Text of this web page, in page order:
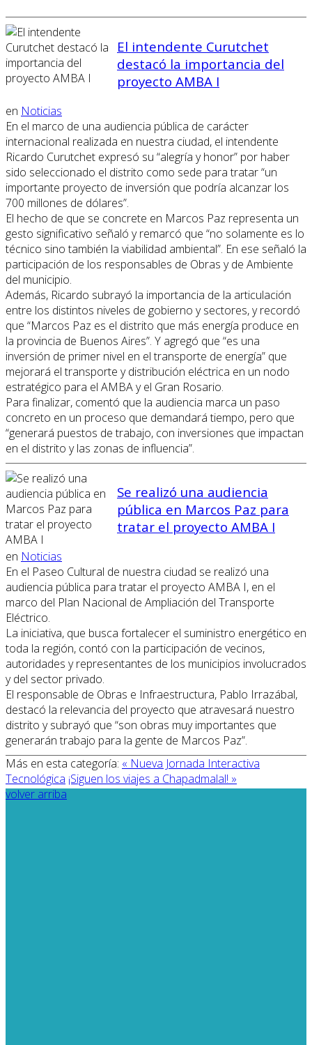
El intendente Curutchet
destacó la importancia del
proyecto AMBA I
en Noticias
En el marco de una audiencia pública de carácter
internacional realizada en nuestra ciudad, el intendente
Ricardo Curutchet expresó su “alegría y honor” por haber
sido seleccionado el distrito como sede para tratar “un
importante proyecto de inversión que podría alcanzar los
700 millones de dólares”.
El hecho de que se concrete en Marcos Paz representa un
gesto significativo señaló y remarcó que “no solamente es lo
técnico sino también la viabilidad ambiental”. En ese señaló la
participación de los responsables de Obras y de Ambiente
del municipio.
Además, Ricardo subrayó la importancia de la articulación
entre los distintos niveles de gobierno y sectores, y recordó
que “Marcos Paz es el distrito que más energía produce en
la provincia de Buenos Aires”. Y agregó que “es una
inversión de primer nivel en el transporte de energía” que
mejorará el transporte y distribución eléctrica en un nodo
estratégico para el AMBA y el Gran Rosario.
Para finalizar, comentó que la audiencia marca un paso
concreto en un proceso que demandará tiempo, pero que
“generará puestos de trabajo, con inversiones que impactan
en el distrito y las zonas de influencia”.
Se realizó una audiencia
pública en Marcos Paz para
tratar el proyecto AMBA I
en Noticias
En el Paseo Cultural de nuestra ciudad se realizó una
audiencia pública para tratar el proyecto AMBA I, en el
marco del Plan Nacional de Ampliación del Transporte
Eléctrico.
La iniciativa, que busca fortalecer el suministro energético en
toda la región, contó con la participación de vecinos,
autoridades y representantes de los municipios involucrados
y del sector privado.
El responsable de Obras e Infraestructura, Pablo Irrazábal,
destacó la relevancia del proyecto que atravesará nuestro
distrito y subrayó que “son obras muy importantes que
generarán trabajo para la gente de Marcos Paz”.
Más en esta categoría: « Nueva Jornada Interactiva
Tecnológica ¡Siguen los viajes a Chapadmalal! »
volver arriba